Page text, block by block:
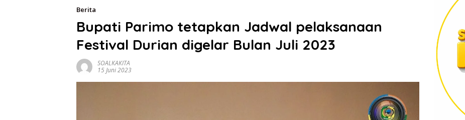
Berita
Bupati Parimo tetapkan Jadwal pelaksanaan
Festival Durian digelar Bulan Juli 2023
SOALKAKITA
15 Juni 2023